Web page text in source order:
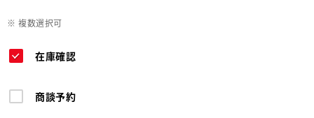
※ 複数選択可
在庫確認
商談予約